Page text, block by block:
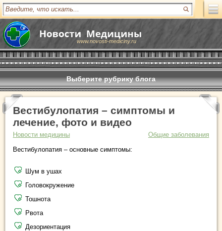
www.novosti-mediciny.ru
Выберите рубрику блога
Вестибулопатия – симптомы и
лечение, фото и видео
Новости медицины
Общие заболевания
Вестибулопатия – основные симптомы:
Шум в ушах
Головокружение
Тошнота
Рвота
Дезориентация